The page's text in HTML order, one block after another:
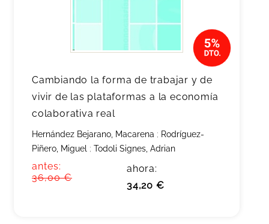
Cambiando la forma de trabajar y de
vivir de las plataformas a la economía
colaborativa real
Hernández Bejarano, Macarena ; Rodríguez-
Piñero, Miguel ; Todoli Signes, Adrian
antes:
36,00 €
ahora:
34,20 €